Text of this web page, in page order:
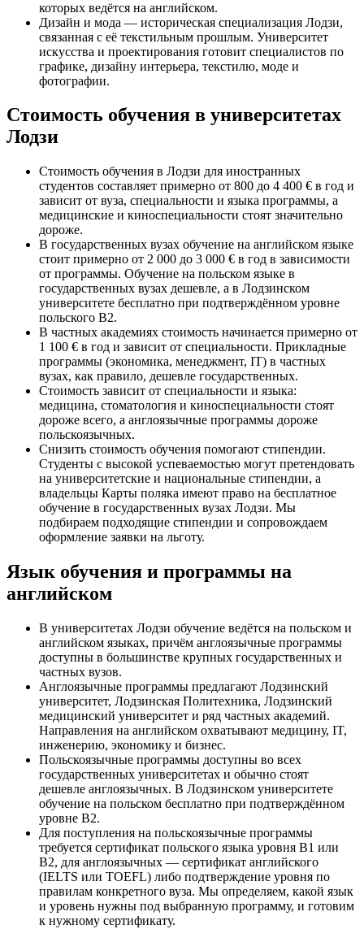
которых ведётся на английском.
Дизайн и мода — историческая специализация Лодзи,
связанная с её текстильным прошлым. Университет
искусства и проектирования готовит специалистов по
графике, дизайну интерьера, текстилю, моде и
фотографии.
Стоимость обучения в университетах
Лодзи
Стоимость обучения в Лодзи для иностранных
студентов составляет примерно от 800 до 4 400 € в год и
зависит от вуза, специальности и языка программы, а
медицинские и киноспециальности стоят значительно
дороже.
В государственных вузах обучение на английском языке
стоит примерно от 2 000 до 3 000 € в год в зависимости
от программы. Обучение на польском языке в
государственных вузах дешевле, а в Лодзинском
университете бесплатно при подтверждённом уровне
польского B2.
В частных академиях стоимость начинается примерно от
1 100 € в год и зависит от специальности. Прикладные
программы (экономика, менеджмент, IT) в частных
вузах, как правило, дешевле государственных.
Стоимость зависит от специальности и языка:
медицина, стоматология и киноспециальности стоят
дороже всего, а англоязычные программы дороже
польскоязычных.
Снизить стоимость обучения помогают стипендии.
Студенты с высокой успеваемостью могут претендовать
на университетские и национальные стипендии, а
владельцы Карты поляка имеют право на бесплатное
обучение в государственных вузах Лодзи. Мы
подбираем подходящие стипендии и сопровождаем
оформление заявки на льготу.
Язык обучения и программы на
английском
В университетах Лодзи обучение ведётся на польском и
английском языках, причём англоязычные программы
доступны в большинстве крупных государственных и
частных вузов.
Англоязычные программы предлагают Лодзинский
университет, Лодзинская Политехника, Лодзинский
медицинский университет и ряд частных академий.
Направления на английском охватывают медицину, IT,
инженерию, экономику и бизнес.
Польскоязычные программы доступны во всех
государственных университетах и обычно стоят
дешевле англоязычных. В Лодзинском университете
обучение на польском бесплатно при подтверждённом
уровне B2.
Для поступления на польскоязычные программы
требуется сертификат польского языка уровня B1 или
B2, для англоязычных — сертификат английского
(IELTS или TOEFL) либо подтверждение уровня по
правилам конкретного вуза. Мы определяем, какой язык
и уровень нужны под выбранную программу, и готовим
к нужному сертификату.